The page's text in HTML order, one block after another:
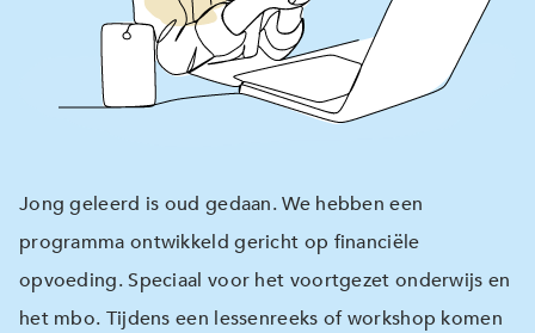
Jong geleerd is oud gedaan. We hebben een
programma ontwikkeld gericht op financiële
opvoeding. Speciaal voor het voortgezet onderwijs en
het mbo. Tijdens een lessenreeks of workshop komen